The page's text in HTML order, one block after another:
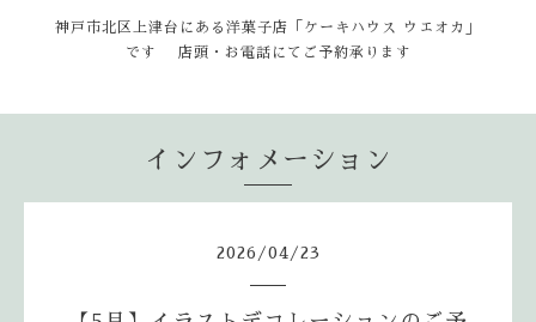
神戸市北区上津台にある洋菓子店「ケーキハウス ウエオカ」
です 店頭・お電話にてご予約承ります
インフォメーション
2026 /04 /23